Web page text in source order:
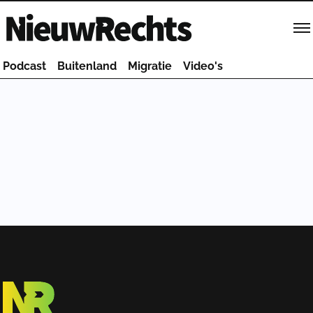
Homepage van NieuwRechts
Podcast Buitenland Migratie Video's